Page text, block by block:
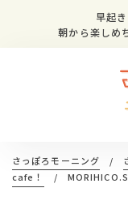
早起
朝から楽しめ
さっぽろモーニング /
cafe！
/